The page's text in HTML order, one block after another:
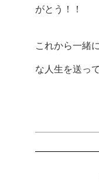
がとう！！
これから一緒
な人生を送っ